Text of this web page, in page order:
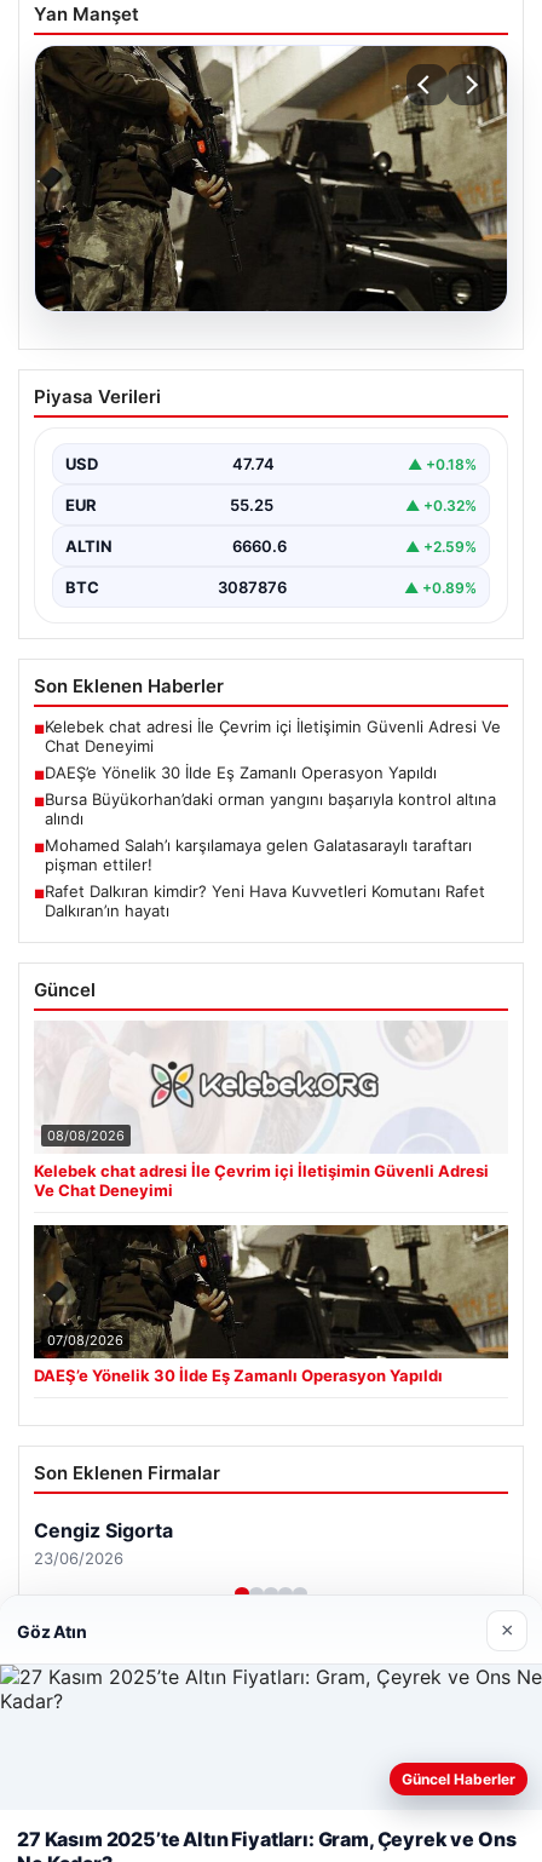
Yan Manşet
07.08.2026
DAEŞ’e Yönelik 30 İlde Eş Zamanlı
Operasyon Yapıldı
bir operasyon düzenlendi. İçişleri Bakanlığı’nın
koordinasyonunda…
Piyasa Verileri
USD 47.74 ▲ +0.18%
EUR 55.25 ▲ +0.32%
ALTIN 6660.6 ▲ +2.59%
BTC 3087876 ▲ +0.89%
Son Eklenen Haberler
■Kelebek chat adresi İle Çevrim içi İletişimin Güvenli Adresi Ve
Chat Deneyimi
■DAEŞ’e Yönelik 30 İlde Eş Zamanlı Operasyon Yapıldı
■Bursa Büyükorhan’daki orman yangını başarıyla kontrol altına
alındı
■Mohamed Salah’ı karşılamaya gelen Galatasaraylı taraftarı
pişman ettiler!
■Rafet Dalkıran kimdir? Yeni Hava Kuvvetleri Komutanı Rafet
Dalkıran’ın hayatı
Güncel
08/08/2026
Kelebek chat adresi İle Çevrim içi İletişimin Güvenli Adresi
Ve Chat Deneyimi
07/08/2026
DAEŞ’e Yönelik 30 İlde Eş Zamanlı Operasyon Yapıldı
Son Eklenen Firmalar
Web sitemizi nasıl kullandığınızı daha iyi anlayabilmek,
kullanıyoruz.Çerez Politikamız
Göz Atın ×
Güncel Haberler
27 Kasım 2025’te Altın Fiyatları: Gram, Çeyrek ve Ons